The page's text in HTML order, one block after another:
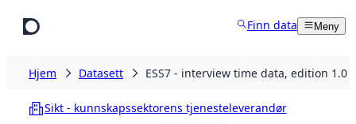
Finn data Meny
Hjem Datasett ESS7 - interview time data, edition 1.0
Sikt - kunnskapssektorens tjenesteleverandør